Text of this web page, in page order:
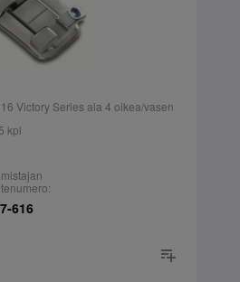
Victory Series ala 4 oikea/vasen
kpl
616